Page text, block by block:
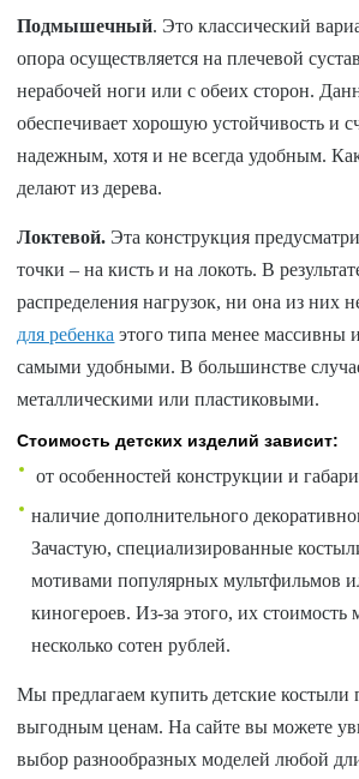
Подмышечный. Это классический
опора осуществляется на плечевой
нерабочей ноги или с обеих сторон.
обеспечивает хорошую устойчивость и
надежным, хотя и не всегда удобным.
делают из дерева.
Локтевой. Эта конструкция
точки – на кисть и на локоть. В
распределения нагрузок, ни она из них
для ребенка этого типа менее массивны
самыми удобными. В большинстве
металлическими или пластиковыми.
Стоимость детских изделий зависит:
от особенностей конструкции и
наличие дополнительного
Зачастую, специализированные
мотивами популярных мультфильмов
киногероев. Из-за этого, их стоимость
несколько сотен рублей.
Мы предлагаем купить детские
выгодным ценам. На сайте вы можете
выбор разнообразных моделей любой